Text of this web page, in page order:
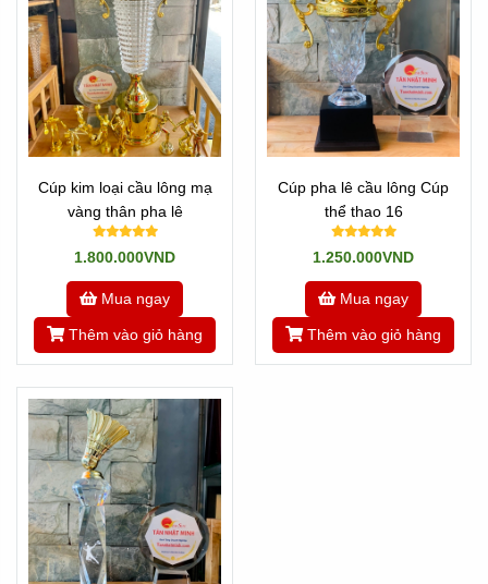
Cúp kim loại cầu lông mạ
vàng thân pha lê
1.800.000VND
Mua ngay
Thêm vào giỏ hàng
Cúp pha lê cầu lông Cúp
thể thao 16
1.250.000VND
Mua ngay
Thêm vào giỏ hàng